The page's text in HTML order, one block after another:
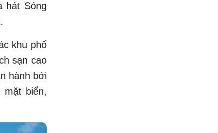
hát Sóng
khu phố
sạn cao
hành bởi
biển,